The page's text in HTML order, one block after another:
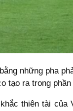
những pha
tạo ra trong
thiên tài của